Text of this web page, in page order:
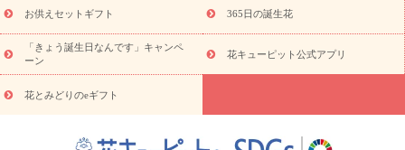
ド
お花の種類 トルコキキョウ
お祝い お祝い・3000円～ お祝い・4000円～
お祝い・
5000円～
お祝い・7000円～ お祝い・ 10000円～
お供え・お
悔やみ
円～
お供え・お悔やみ・
お供えセットギフト 365日の誕生花
「きょう誕生日なんです」キャンペ
ーン
花キューピット公式アプリ
花とみどりのeギフト